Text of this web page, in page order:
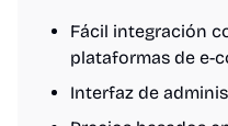
Fácil integración
plataformas de e-
Interfaz de